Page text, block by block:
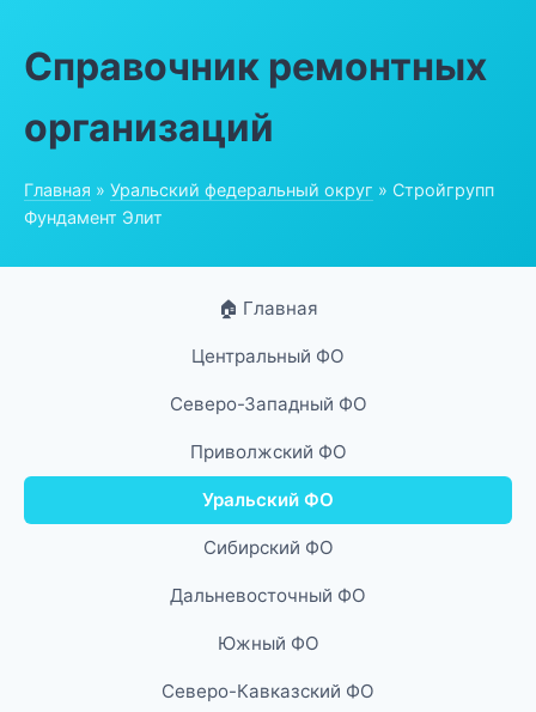
Справочник ремонтных
организаций
Главная » Уральский федеральный округ » Стройгрупп
Фундамент Элит
🏠 Главная
Центральный ФО
Северо-Западный ФО
Приволжский ФО
Уральский ФО
Сибирский ФО
Дальневосточный ФО
Южный ФО
Северо-Кавказский ФО